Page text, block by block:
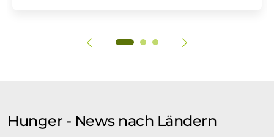
Hunger - News nach Ländern